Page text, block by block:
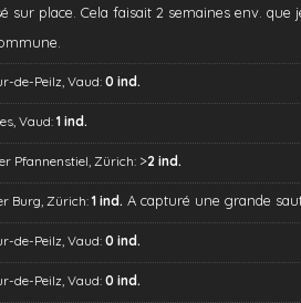
sur place. Cela faisait 2 semaines env.
de-Peilz, Vaud: 0 ind.
Vaud:1 ind.
Pfannenstiel, Zürich: >2 ind.
Burg, Zürich:1 ind. A capturé une grande
de-Peilz, Vaud: 0 ind.
de-Peilz, Vaud: 0 ind.